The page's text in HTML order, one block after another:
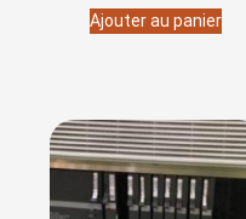
Ajouter au panier